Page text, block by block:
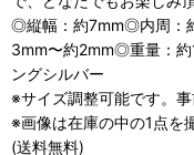
◎縦幅：約7mm◎内周：
3mm〜約2mm◎重量：
ングシルバー
※サイズ調整可能です。事
※画像は在庫の中の1点を
(送料無料)